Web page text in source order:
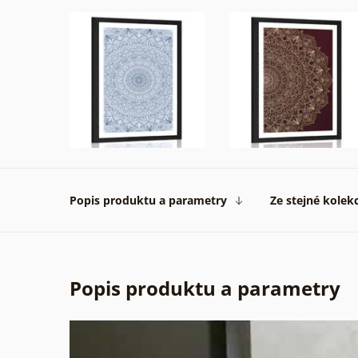
Popis produktu a parametry Ze stejné
Popis produktu a parametry